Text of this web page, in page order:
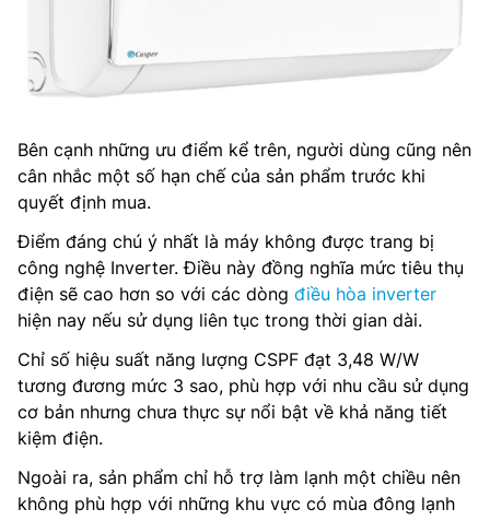
Bên cạnh những ưu điểm kể trên, người dùng cũng nên
cân nhắc một số hạn chế của sản phẩm trước khi
quyết định mua.
Điểm đáng chú ý nhất là máy không được trang bị
công nghệ Inverter. Điều này đồng nghĩa mức tiêu thụ
điện sẽ cao hơn so với các dòng điều hòa inverter
hiện nay nếu sử dụng liên tục trong thời gian dài.
Chỉ số hiệu suất năng lượng CSPF đạt 3,48 W/W
tương đương mức 3 sao, phù hợp với nhu cầu sử dụng
cơ bản nhưng chưa thực sự nổi bật về khả năng tiết
kiệm điện.
Ngoài ra, sản phẩm chỉ hỗ trợ làm lạnh một chiều nên
không phù hợp với những khu vực có mùa đông lạnh